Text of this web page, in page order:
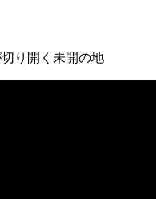
り開く未開の地